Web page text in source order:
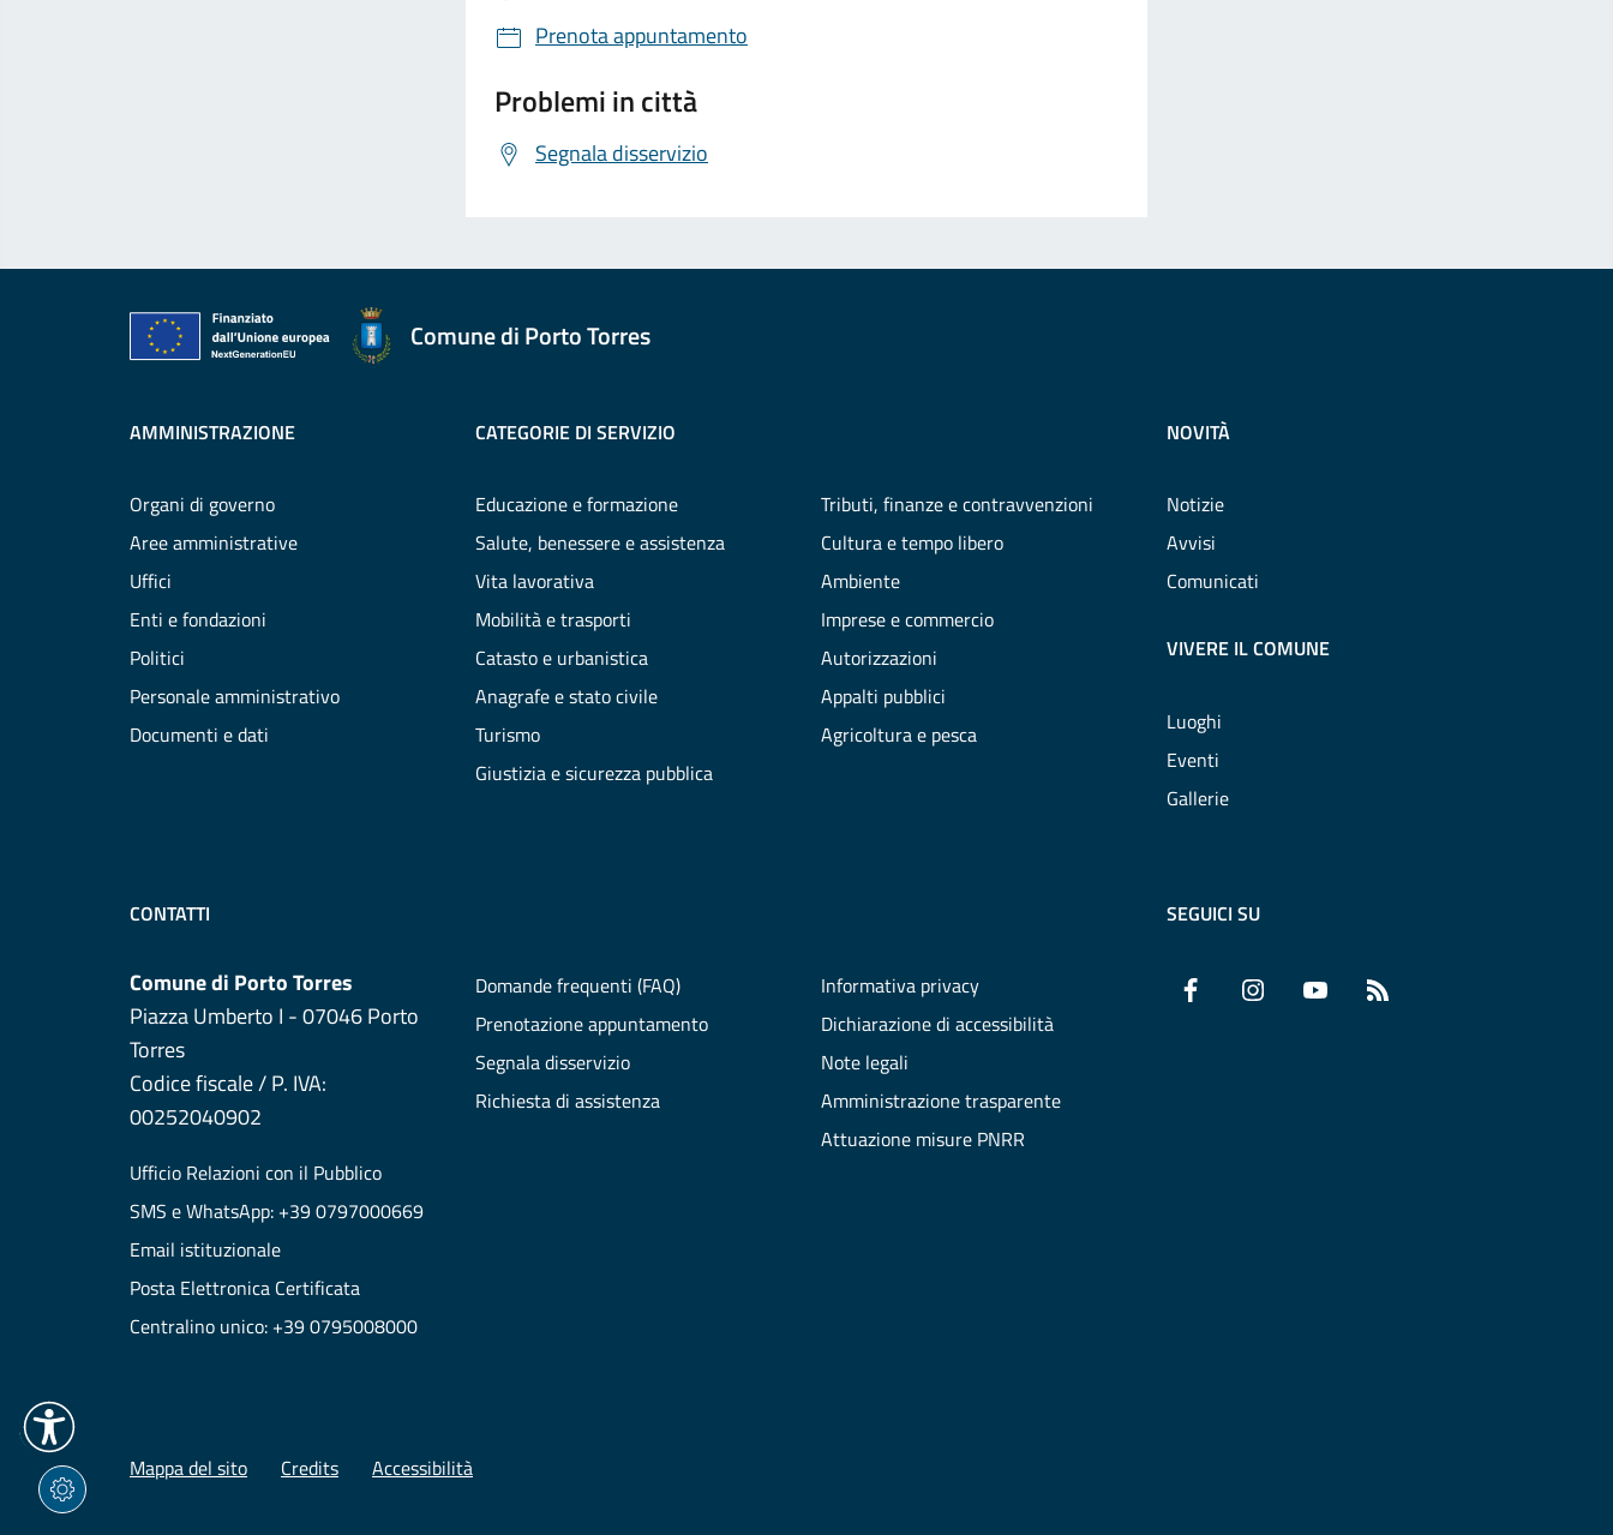
Prenota appuntamento
Problemi in città
Segnala disservizio
Comune di Porto Torres
AMMINISTRAZIONE
Organi di governo
Aree amministrative
Uffici
Enti e fondazioni
Politici
Personale amministrativo
Documenti e dati
CATEGORIE DI SERVIZIO
Educazione e formazione
Salute, benessere e assistenza
Vita lavorativa
Mobilità e trasporti
Catasto e urbanistica
Anagrafe e stato civile
Turismo
Giustizia e sicurezza pubblica
Tributi, finanze e contravvenzioni
Cultura e tempo libero
Ambiente
Imprese e commercio
Autorizzazioni
Appalti pubblici
Agricoltura e pesca
NOVITÀ
Notizie
Avvisi
Comunicati
VIVERE IL COMUNE
Luoghi
Eventi
Gallerie
CONTATTI
Comune di Porto Torres
Piazza Umberto I - 07046 Porto
Torres
Codice fiscale / P. IVA:
00252040902
Ufficio Relazioni con il Pubblico
SMS e WhatsApp: +39 0797000669
Email istituzionale
Posta Elettronica Certificata
Centralino unico: +39 0795008000
Domande frequenti (FAQ)
Prenotazione appuntamento
Segnala disservizio
Richiesta di assistenza
Informativa privacy
Dichiarazione di accessibilità
Note legali
Amministrazione trasparente
Attuazione misure PNRR
SEGUICI SU
Facebook InstagramYouTube
Mappa del sito Credits Accessibilità